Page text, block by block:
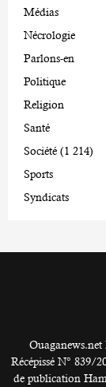
Médias
Nécrologie
Parlons-en
Politique
Religion
Santé
Société (1 214)
Sports
Syndicats
Récépissé N°
de publication